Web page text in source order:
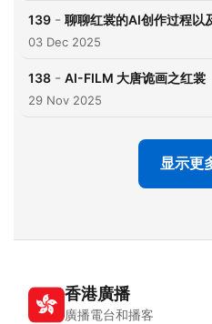
139 - 聊聊红裳的AI创作过程以
03 Dec 2025
138 - AI-FILM 大唐诡画之红裳
29 Nov 2025
显示更
香港廣播
廣播電台和播客